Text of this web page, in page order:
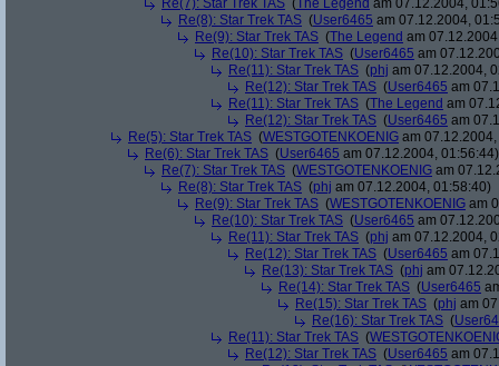
Re(7): Star Trek TAS (The Legend am 07.12.2004,
Re(8): Star Trek TAS (User6465 am 07.12.2004,
Re(9): Star Trek TAS (The Legend am
Re(10): Star Trek TAS (User6465 am
Re(11): Star Trek TAS (phj am 07.12.2004,
Re(12): Star Trek TAS (User6465 am
Re(11): Star Trek TAS (The Legend am
Re(12): Star Trek TAS (User6465 am
Re(5): Star Trek TAS (WESTGOTENKOENIG am
Re(6): Star Trek TAS (User6465 am 07.12.2004, 01:56:44)
Re(7): Star Trek TAS (WESTGOTENKOENIG am
Re(8): Star Trek TAS (phj am 07.12.2004, 01:58:40)
Re(9): Star Trek TAS (WESTGOTENKOENIG am
Re(10): Star Trek TAS (User6465 am
Re(11): Star Trek TAS (phj am 07.12.2004,
Re(12): Star Trek TAS (User6465 am
Re(13): Star Trek TAS (phj am
Re(14): Star Trek TAS (User6465
Re(15): Star Trek TAS (phj am
Re(16): Star Trek TAS (
Re(11): Star Trek TAS (
Re(12): Star Trek TAS (User6465 am